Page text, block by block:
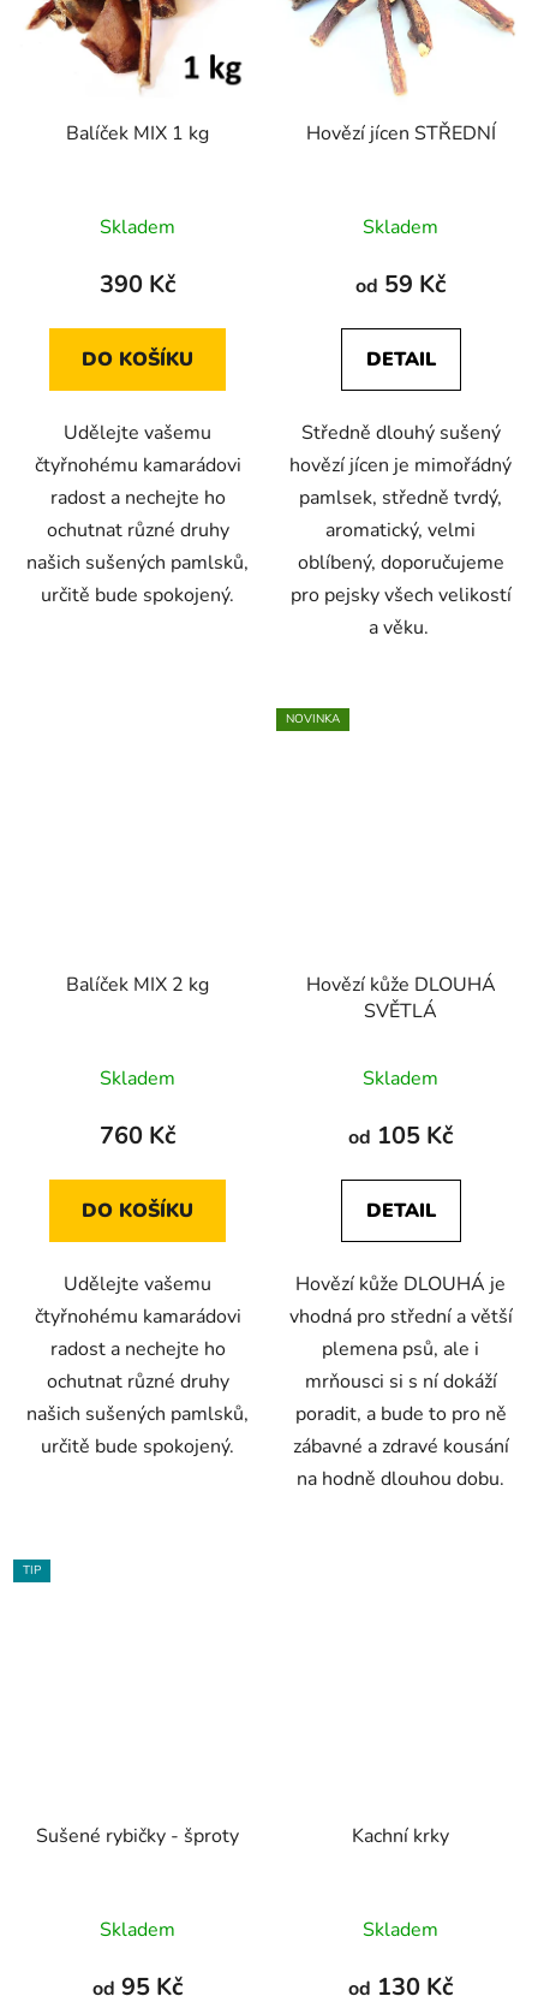
Balíček MIX 1 kg
hodnocení
produktu
4,5
z
hvězdiček.
Skladem
390 Kč
DO KOŠÍKU
Udělejte vašemu
čtyřnohému kamarádovi
radost a nechejte ho
ochutnat různé druhy
našich sušených pamlsků,
určitě bude spokojený.
Hovězí jícen STŘEDNÍ
hodnocení
produktu
4,8
z
hvězdiček.
Skladem
od 59 Kč
DETAIL
Středně dlouhý sušený
hovězí jícen je mimořádný
pamlsek, středně tvrdý,
aromatický, velmi
oblíbený, doporučujeme
pro pejsky všech velikostí
a věku.
Balíček MIX 2 kg
hodnocení
produktu
5,0
z
hvězdiček.
Skladem
760 Kč
DO KOŠÍKU
Udělejte vašemu
čtyřnohému kamarádovi
radost a nechejte ho
ochutnat různé druhy
našich sušených pamlsků,
určitě bude spokojený.
NOVINKA
Hovězí kůže DLOUHÁ
SVĚTLÁ
hodnocení
produktu
4,0
z
hvězdiček.
Skladem
od 105 Kč
DETAIL
Hovězí kůže DLOUHÁ je
vhodná pro střední a větší
plemena psů, ale i
mrňousci si s ní dokáží
poradit, a bude to pro ně
zábavné a zdravé kousání
na hodně dlouhou dobu.
TIP
Sušené rybičky - šproty
hodnocení
produktu
Skladem
od 95 Kč
Kachní krky
hodnocení
produktu
Skladem
od 130 Kč